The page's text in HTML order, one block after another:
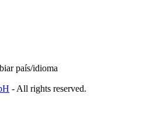
país/idioma
- All rights reserved.